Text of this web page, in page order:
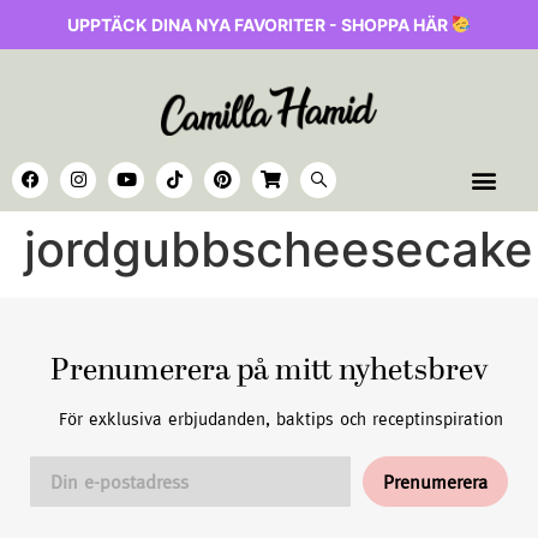
UPPTÄCK DINA NYA FAVORITER - SHOPPA HÄR
jordgubbscheesecake
Prenumerera på mitt nyhetsbrev
För exklusiva erbjudanden, baktips och receptinspiration